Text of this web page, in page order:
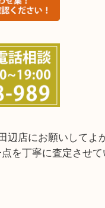
談ください。
という方はお気軽